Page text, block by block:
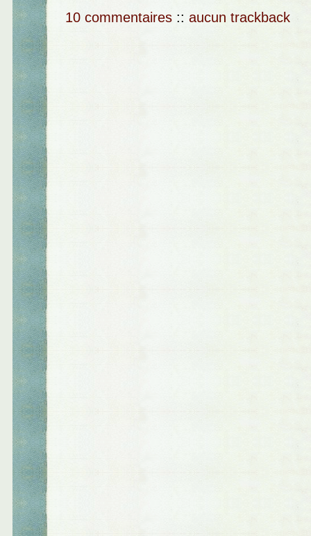
10 commentaires :: aucun trackback